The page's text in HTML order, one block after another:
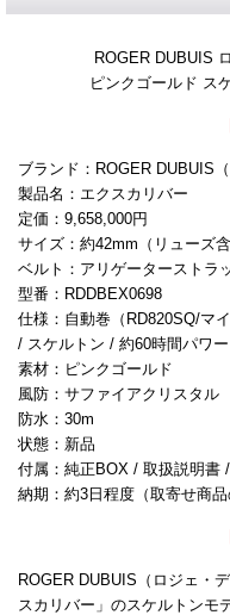
ROGER DUBUIS
ピンクゴールド ス
ブランド：ROGER DUBUIS
製品名：エクスカリバー
定価：9,658,000円
サイズ：約42mm（リューズ含
ベルト：アリゲーターストラ
型番：RDDBEX0698
仕様：自動巻（RD820SQ/マ
/ スケルトン / 約60時間パワ
素材：ピンクゴールド
風防：サファイアクリスタル
防水：30m
状態：新品
付属：純正BOX / 取扱説明書
納期：約3日程度（取寄せ商
ROGER DUBUIS（ロジェ・
スカリバー」のスケルトンモ